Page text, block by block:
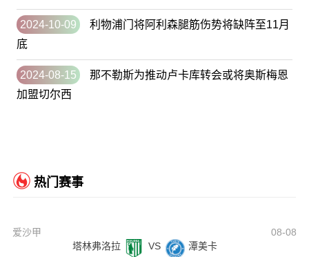
2024-10-09
利物浦门将阿利森腿筋伤势将缺阵至11月
底
2024-08-15
那不勒斯为推动卢卡库转会或将奥斯梅恩
加盟切尔西
热门赛事
爱沙甲
08-08
塔林弗洛拉
VS 潭美卡